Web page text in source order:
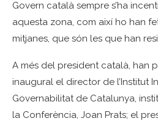
Govern català sempre s’ha
aquesta zona, com així ho han
mitjanes, que són les que han
A més del president català, han
inaugural el director de l’Institut
Governabilitat de Catalunya,
la Conferència, Joan Prats; el